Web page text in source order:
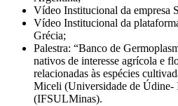
Vídeo Institucional da empresa
Vídeo Institucional da
Grécia;
Palestra: “Banco de
nativos de interesse agrícola e
relacionadas às espécies
Miceli (Universidade de Údine-
(IFSULMinas).